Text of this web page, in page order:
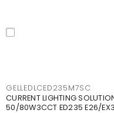
GELLEDLCED235M7SC
CURRENT LIGHTING
50/80W3CCT ED235 E26/